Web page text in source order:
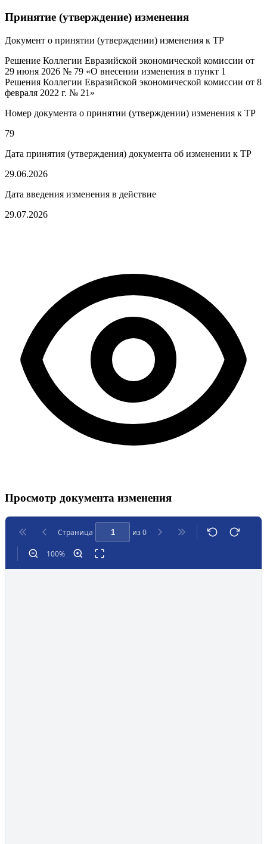
Принятие (утверждение) изменения
Документ о принятии (утверждении) изменения к ТР
Решение Коллегии Евразийской экономической комиссии от
29 июня 2026 № 79 «О внесении изменения в пункт 1
Решения Коллегии Евразийской экономической комиссии от 8
февраля 2022 г. № 21»
Номер документа о принятии (утверждении) изменения к ТР
79
Дата принятия (утверждения) документа об изменении к ТР
29.06.2026
Дата введения изменения в действие
29.07.2026
Просмотр документа изменения